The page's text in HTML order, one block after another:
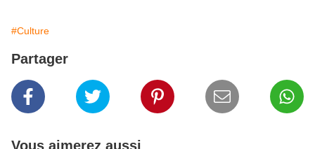
#Culture
Partager
Vous aimerez aussi